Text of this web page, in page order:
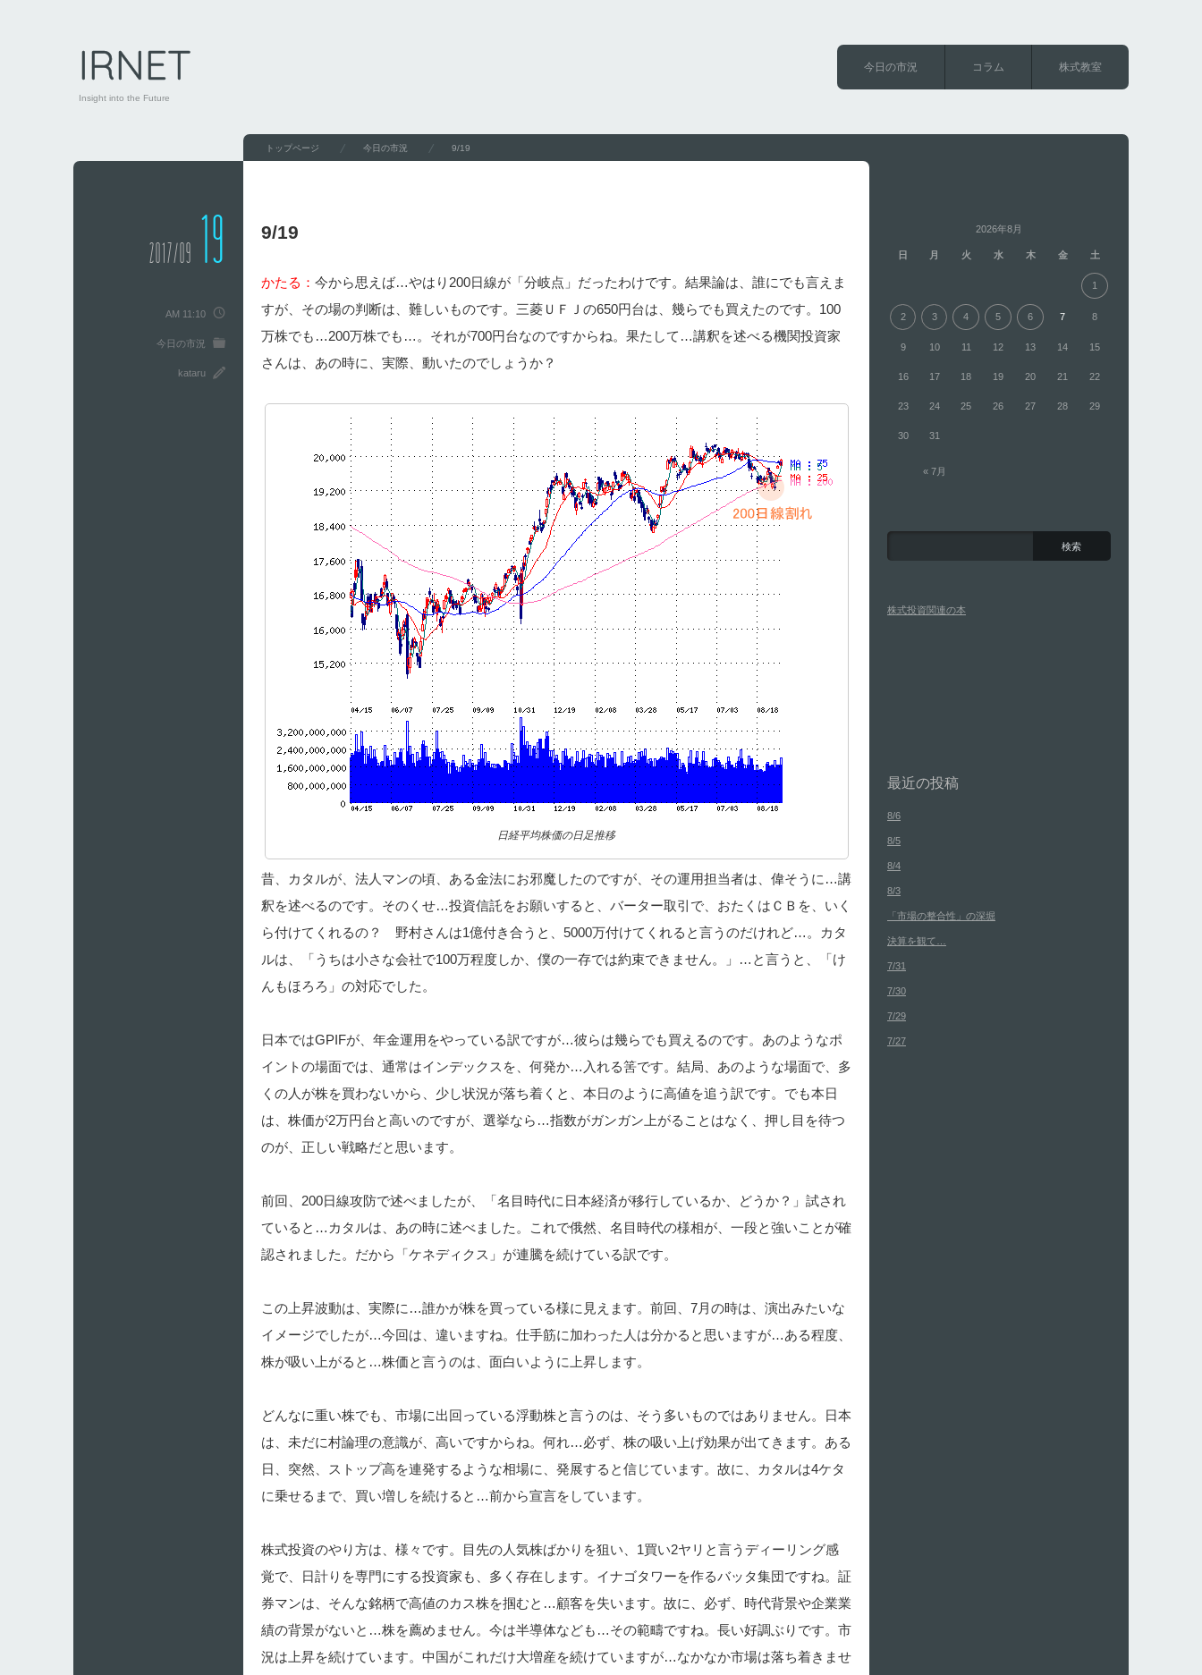
IRNET
Insight into the Future
今日の市況 コラム 株式教室
トップページ 今日の市況 9/19
9/19
2017/09 19
AM 11:10
今日の市況
kataru
かたる： 今から思えば…やはり200日線が「分岐点」だったわけです。結果論は、誰にでも言えま
すが、その場の判断は、難しいものです。三菱ＵＦＪの650円台は、幾らでも買えたのです。100
万株でも…200万株でも…。それが700円台なのですからね。果たして…講釈を述べる機関投資家
さんは、あの時に、実際、動いたのでしょうか？
日経平均株価の日足推移
昔、カタルが、法人マンの頃、ある金法にお邪魔したのですが、その運用担当者は、偉そうに…講
釈を述べるのです。そのくせ…投資信託をお願いすると、バーター取引で、おたくはＣＢを、いく
ら付けてくれるの？ 野村さんは1億付き合うと、5000万付けてくれると言うのだけれど…。カタ
ルは、「うちは小さな会社で100万程度しか、僕の一存では約束できません。」…と言うと、「け
んもほろろ」の対応でした。
日本ではGPIFが、年金運用をやっている訳ですが…彼らは幾らでも買えるのです。あのようなポ
イントの場面では、通常はインデックスを、何発か…入れる筈です。結局、あのような場面で、多
くの人が株を買わないから、少し状況が落ち着くと、本日のように高値を追う訳です。でも本日
は、株価が2万円台と高いのですが、選挙なら…指数がガンガン上がることはなく、押し目を待つ
のが、正しい戦略だと思います。
前回、200日線攻防で述べましたが、「名目時代に日本経済が移行しているか、どうか？」試され
ていると…カタルは、あの時に述べました。これで俄然、名目時代の様相が、一段と強いことが確
認されました。だから「ケネディクス」が連騰を続けている訳です。
この上昇波動は、実際に…誰かが株を買っている様に見えます。前回、7月の時は、演出みたいな
イメージでしたが…今回は、違いますね。仕手筋に加わった人は分かると思いますが…ある程度、
株が吸い上がると…株価と言うのは、面白いように上昇します。
どんなに重い株でも、市場に出回っている浮動株と言うのは、そう多いものではありません。日本
は、未だに村論理の意識が、高いですからね。何れ…必ず、株の吸い上げ効果が出てきます。ある
日、突然、ストップ高を連発するような相場に、発展すると信じています。故に、カタルは4ケタ
に乗せるまで、買い増しを続けると…前から宣言をしています。
株式投資のやり方は、様々です。目先の人気株ばかりを狙い、1買い2ヤリと言うディーリング感
覚で、日計りを専門にする投資家も、多く存在します。イナゴタワーを作るバッタ集団ですね。証
券マンは、そんな銘柄で高値のカス株を掴むと…顧客を失います。故に、必ず、時代背景や企業業
績の背景がないと…株を薦めません。今は半導体なども…その範疇ですね。長い好調ぶりです。市
況は上昇を続けています。中国がこれだけ大増産を続けていますが…なかなか市場は落ち着きませ
2026年8月
日 月 火 水 木 金 土
« 7月
1
2 3 4 5 6 7 8
9 10 11 12 13 14 15
16 17 18 19 20 21 22
23 24 25 26 27 28 29
30 31
株式投資関連の本
最近の投稿
8/6
8/5
8/4
8/3
「市場の整合性」の深堀
決算を観て…
7/31
7/30
7/29
7/27